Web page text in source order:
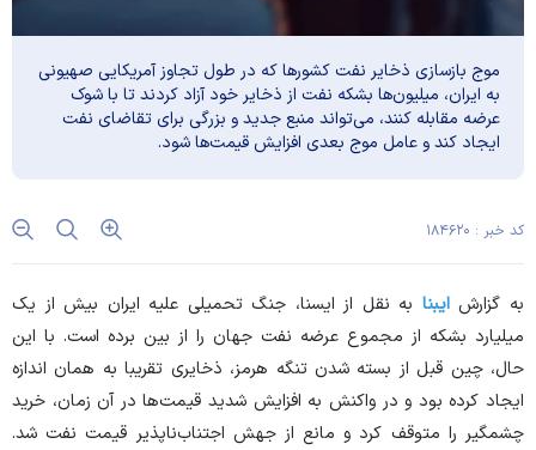
موج بازسازی ذخایر نفت کشورها که در طول تجاوز آمریکایی صهیونی
به ایران، میلیون‌ها بشکه نفت از ذخایر خود آزاد کردند تا با شوک
عرضه مقابله کنند، می‌تواند منبع جدید و بزرگی برای تقاضای نفت
ایجاد کند و عامل موج بعدی افزایش قیمت‌ها شود.
کد خبر : ۱۸۴۶۲۰
به گزارشایبنا به نقل از ایسنا، جنگ تحمیلی علیه ایران بیش از یک
میلیارد بشکه از مجموع عرضه نفت جهان را از بین برده است. با این
حال، چین قبل از بسته شدن تنگه هرمز، ذخایری تقریبا به همان اندازه
ایجاد کرده بود و در واکنش به افزایش شدید قیمت‌ها در آن زمان، خرید
چشمگیر را متوقف کرد و مانع از جهش اجتناب‌ناپذیر قیمت نفت شد.